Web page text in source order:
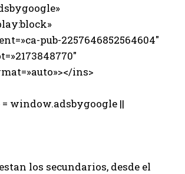
pub-2257646852564604″
ins>
window.adsbygoogle ||
los secundarios, desde el